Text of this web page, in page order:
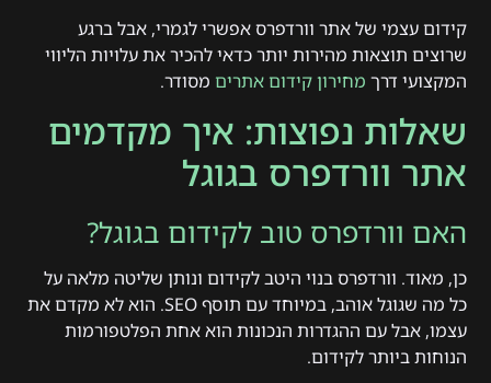
קידום עצמי של אתר וורדפרס אפשרי לגמרי, אבל ברגע
שרוצים תוצאות מהירות יותר כדאי להכיר את עלויות הליווי
המקצועי דרך מחירון קידום אתרים מסודר.
שאלות נפוצות: איך מקדמים
אתר וורדפרס בגוגל
האם וורדפרס טוב לקידום בגוגל?
כן, מאוד. וורדפרס בנוי היטב לקידום ונותן שליטה מלאה על
כל מה שגוגל אוהב, במיוחד עם תוסף SEO. הוא לא מקדם את
עצמו, אבל עם ההגדרות הנכונות הוא אחת הפלטפורמות
הנוחות ביותר לקידום.